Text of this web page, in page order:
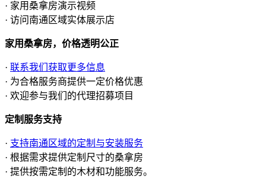
· 家用桑拿房演示视频
· 访问南通区域实体展示店
家用桑拿房，价格透明公正
· 联系我们获取更多信息
· 为合格服务商提供一定价格优惠
· 欢迎参与我们的代理招募项目
定制服务支持
· 支持南通区域的定制与安装服务
· 根据需求提供定制尺寸的桑拿房
· 提供按需定制的木材和功能服务。